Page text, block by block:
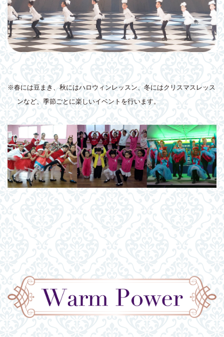
※春には豆まき、秋にはハロウィンレッスン、冬にはクリスマスレッス
ンなど、季節ごとに楽しいイベントを行います。